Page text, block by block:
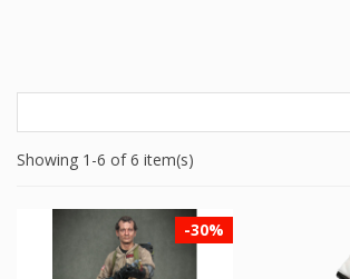
Showing 1-6 of 6 item(s)
-30%